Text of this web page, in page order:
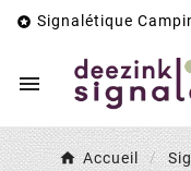
 Signalétique

Accueil